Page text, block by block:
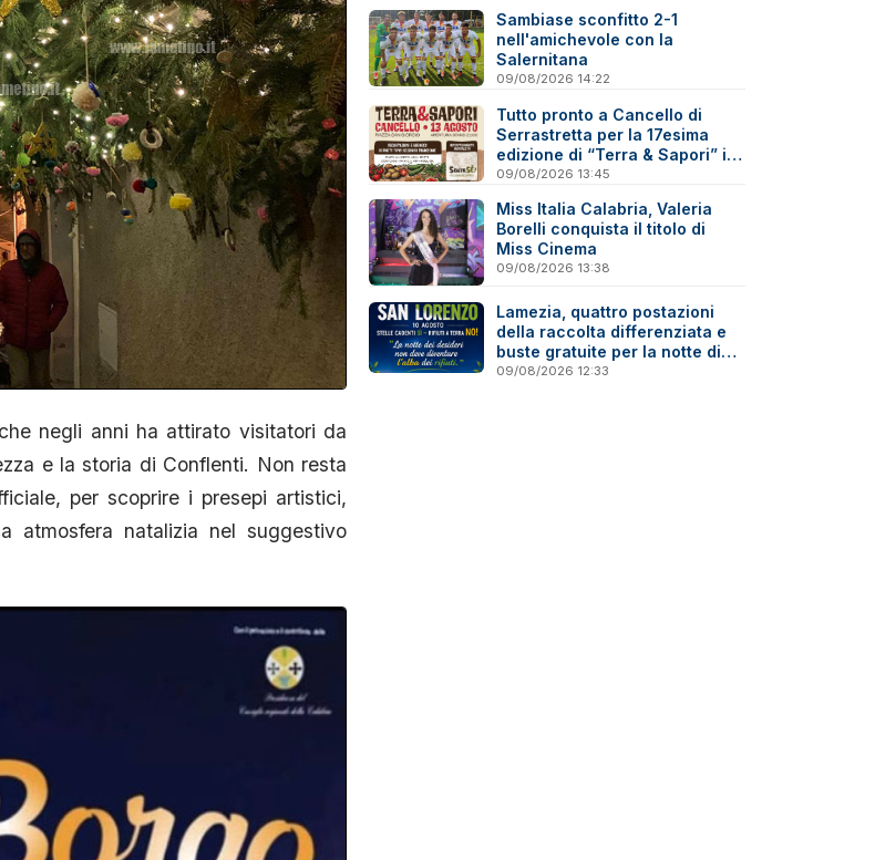
negli anni ha attirato visitatori da
e la storia di Conflenti. Non resta
per scoprire i presepi artistici,
atmosfera natalizia nel suggestivo
Sambiase sconfitto 2-1
nell'amichevole con la
Salernitana
09/08/2026 14:22
Tutto pronto a Cancello di
Serrastretta per la 17esima
edizione di “Terra & Sapori” il
13 agosto
09/08/2026 13:45
Miss Italia Calabria, Valeria
Borelli conquista il titolo di
Miss Cinema
09/08/2026 13:38
Lamezia, quattro postazioni
della raccolta differenziata e
buste gratuite per la notte di
San Lorenzo
09/08/2026 12:33